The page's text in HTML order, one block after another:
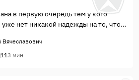
в первую очередь тем у кого
уже нет никакой надежды на то, что
воин вернется домой. Здесь
предпринять шаги чтобы
утомительных процедур.
113 мин